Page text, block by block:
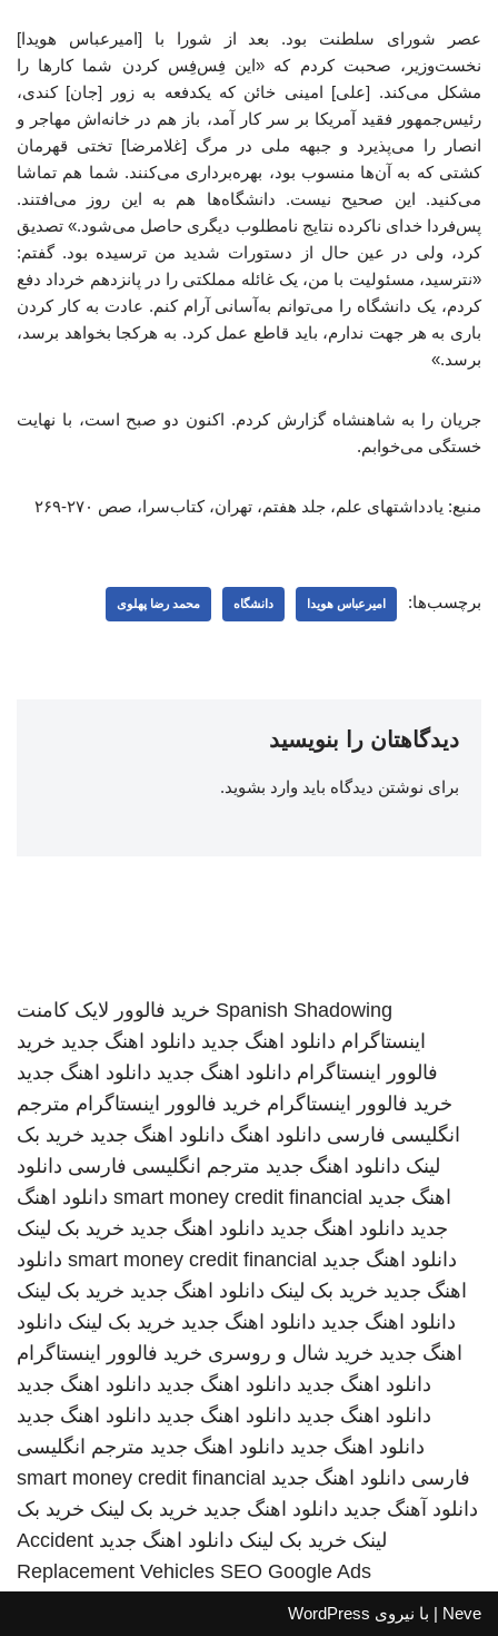
عصر شورای سلطنت بود. بعد از شورا با [امیرعباس هویدا]
نخست‌وزیر، صحبت کردم که «این فِس‌فِس کردن شما کارها را
مشکل می‌کند. [علی] امینی خائن که یکدفعه به زور [جان] کندی،
رئیس‌جمهور فقید آمریکا بر سر کار آمد، باز هم در خانه‌اش مهاجر و
انصار را می‌پذیرد و جبهه ملی در مرگ [غلامرضا] تختی قهرمان
کشتی که به آن‌ها منسوب بود، بهره‌برداری می‌کنند. شما هم تماشا
می‌کنید. این صحیح نیست. دانشگاه‌ها هم به این روز می‌افتند.
پس‌فردا خدای ناکرده نتایج نامطلوب دیگری حاصل می‌شود.» تصدیق
کرد، ولی در عین حال از دستورات شدید من ترسیده بود. گفتم:
«نترسید، مسئولیت با من، یک غائله مملکتی را در پانزدهم خرداد دفع
کردم، یک دانشگاه را می‌توانم به‌آسانی آرام کنم. عادت به کار کردن
باری به هر جهت ندارم، باید قاطع عمل کرد. به هرکجا بخواهد برسد،
برسد.»
جریان را به شاهنشاه گزارش کردم. اکنون دو صبح است، با نهایت
خستگی می‌خوابم.
منبع: یادداشتهای علم، جلد هفتم، تهران، کتاب‌سرا، صص ۲۷۰-۲۶۹
برچسب‌ها: امیرعباس هویدا دانشگاه محمد رضا پهلوی
دیدگاهتان را بنویسید
برای نوشتن دیدگاه باید وارد بشوید.
Spanish Shadowing خرید فالوور لایک کامنت
اینستاگرام دانلود اهنگ جدید دانلود اهنگ جدید خرید
فالوور اینستاگرام دانلود اهنگ جدید دانلود اهنگ جدید
خرید فالوور اینستاگرام خرید فالوور اینستاگرام مترجم
انگلیسی فارسی دانلود اهنگ دانلود اهنگ جدید خرید بک
لینک دانلود اهنگ جدید مترجم انگلیسی فارسی دانلود
اهنگ جدید smart money credit financial دانلود اهنگ
جدید دانلود اهنگ جدید دانلود اهنگ جدید خرید بک لینک
دانلود اهنگ جدید smart money credit financial دانلود
اهنگ جدید خرید بک لینک دانلود اهنگ جدید خرید بک لینک
دانلود اهنگ جدید دانلود اهنگ جدید خرید بک لینک دانلود
اهنگ جدید خرید شال و روسری خرید فالوور اینستاگرام
دانلود اهنگ جدید دانلود اهنگ جدید دانلود اهنگ جدید
دانلود اهنگ جدید دانلود اهنگ جدید دانلود اهنگ جدید
دانلود اهنگ جدید دانلود اهنگ جدید مترجم انگلیسی
فارسی دانلود اهنگ جدید smart money credit financial
دانلود آهنگ جدید دانلود اهنگ جدید خرید بک لینک خرید بک
لینک خرید بک لینک دانلود اهنگ جدید Accident
Replacement Vehicles SEO Google Ads
Neve | با نیروی WordPress